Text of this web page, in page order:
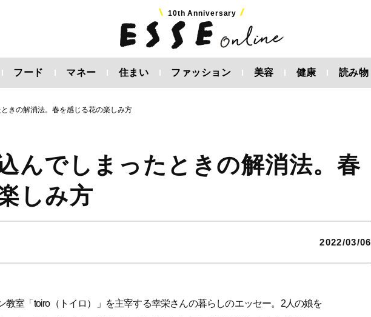
10th Anniversary
フード マネー 住まい ファッション 美容 健康 読み物
きの解消法。春を感じる花の楽しみ方
んでしまったときの解消法。春
しみ方
2022/03/06
教室「toiro（トイロ）」を主宰する幸栄さんの暮らしのエッセー。2人の娘を